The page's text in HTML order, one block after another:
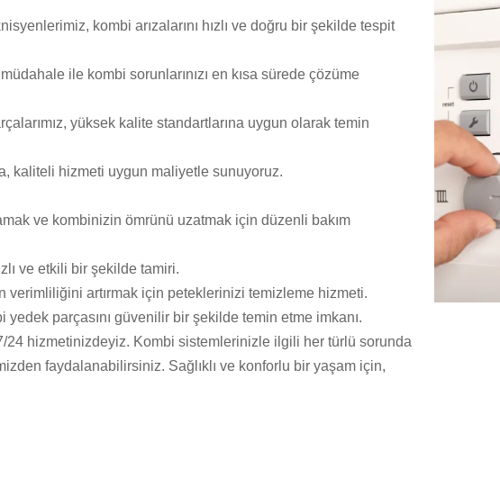
kombi arızalarını hızlı ve doğru bir şekilde tespit
ile kombi sorunlarınızı en kısa sürede çözüme
yüksek kalite standartlarına uygun olarak temin
kaliteli hizmeti uygun maliyetle sunuyoruz.
ve kombinizin ömrünü uzatmak için düzenli bakım
ve etkili bir şekilde tamiri.
verimliliğini artırmak için peteklerinizi temizleme hizmeti.
yedek parçasını güvenilir bir şekilde temin etme imkanı.
24 hizmetinizdeyiz. Kombi sistemlerinizle ilgili her türlü sorunda
faydalanabilirsiniz. Sağlıklı ve konforlu bir yaşam için,